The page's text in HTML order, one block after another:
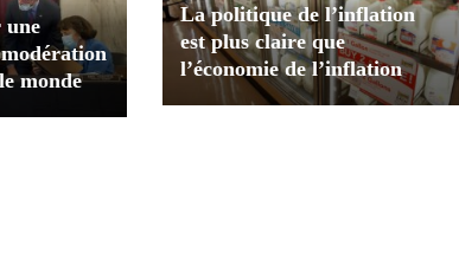
une
monde
La politique de l’inflation
est plus claire que
l’économie de l’inflation